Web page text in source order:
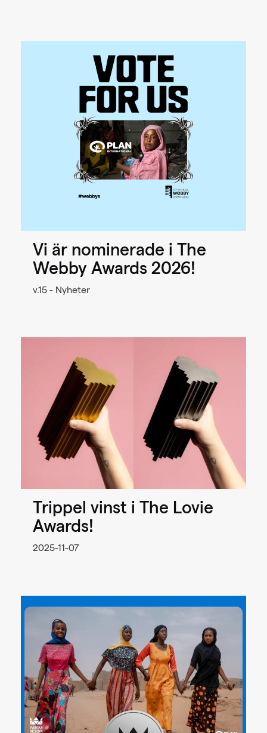
Vi är nominerade i The
Webby Awards 2026!
v.15 - Nyheter
Trippel vinst i The Lovie
Awards!
2025-11-07